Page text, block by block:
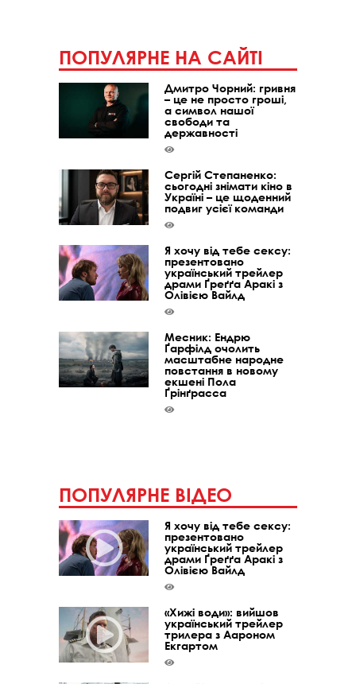
ПОПУЛЯРНЕ НА САЙТІ
Дмитро Чорний: гривня
– це не просто гроші,
а символ нашої
свободи та
державності
Сергій Степаненко:
сьогодні знімати кіно в
Україні – це щоденний
подвиг усієї команди
Я хочу від тебе сексу:
презентовано
український трейлер
драми Ґреґґа Аракі з
Олівією Вайлд
Месник: Ендрю
Ґарфілд очолить
масштабне народне
повстання в новому
екшені Пола
Ґрінґрасса
ПОПУЛЯРНЕ ВІДЕО
Я хочу від тебе сексу:
презентовано
український трейлер
драми Ґреґґа Аракі з
Олівією Вайлд
«Хижі води»: вийшов
український трейлер
трилера з Аароном
Екгартом